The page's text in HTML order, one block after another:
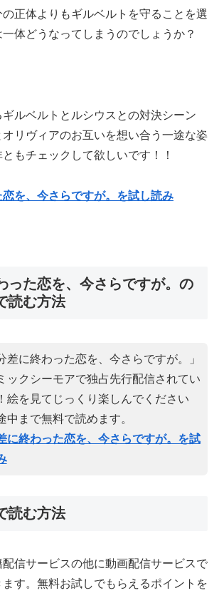
正体よりもギルベルトを守ることを選
体どうなってしまうのでしょうか？
ルベルトとルシウスとの対決シーン
リヴィアのお互いを想い合う一途な姿
もチェックして欲しいです！！
を、今さらですが。を試し読み
った恋を、今さらですが。の
読む方法
差に終わった恋を、今さらですが。」
ックシーモアで独占先行配信されてい
絵を見てじっくり楽しんでください
中まで無料で読めます。
に終わった恋を、今さらですが。を試
読む方法
信サービスの他に動画配信サービスで
ます。無料お試しでもらえるポイントを